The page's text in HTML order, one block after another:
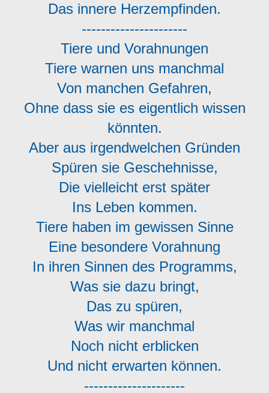
Das innere Herzempfinden.
----------------------
Tiere und Vorahnungen
Tiere warnen uns manchmal
Von manchen Gefahren,
Ohne dass sie es eigentlich wissen
könnten.
Aber aus irgendwelchen Gründen
Spüren sie Geschehnisse,
Die vielleicht erst später
Ins Leben kommen.
Tiere haben im gewissen Sinne
Eine besondere Vorahnung
In ihren Sinnen des Programms,
Was sie dazu bringt,
Das zu spüren,
Was wir manchmal
Noch nicht erblicken
Und nicht erwarten können.
---------------------